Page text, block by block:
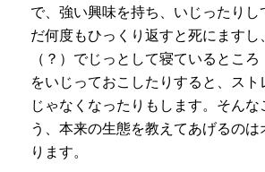
で、強い興味を持ち、いじったりし
だ何度もひっくり返すと死にますし
（？）でじっとして寝ているところ
をいじっておこしたりすると、ス
じゃなくなったりもします。そんな
う、本来の生態を教えてあげるの
ります。